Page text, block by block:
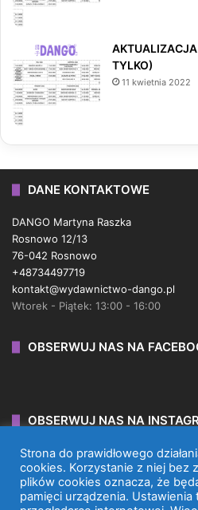
TYLKO)
11 kwietnia 2022
DANE KONTAKTOWE
DANGO Martyna Raszka
Rosnowo 12/13
76-042 Rosnowo
+48734497719
kontakt@wydawnictwo-dango.pl
Wtorek - Piątek: 13:00 - 16:00
OBSERWUJ NAS NA
OBSERWUJ NAS NA
Strona do prawidłowego
cookies. Korzystanie z niej bez
plików cookies oznacza, że
pamięci urządzenia.